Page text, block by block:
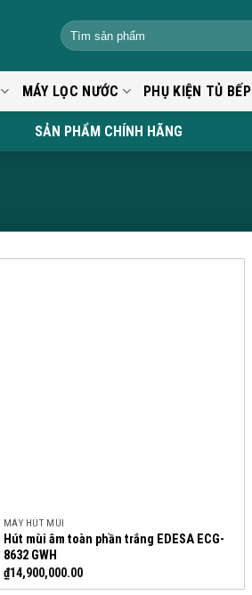
MÁY LỌC NƯỚC PHỤ KIỆN TỦ BẾP
SẢN PHẨM CHÍNH HÃNG
MÁY HÚT MÙI
Hút mùi âm toàn phần trắng EDESA ECG-
8632 GWH
₫14,900,000.00